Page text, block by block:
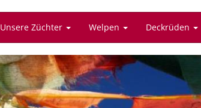
Unsere Züchter Welpen Deckrüden